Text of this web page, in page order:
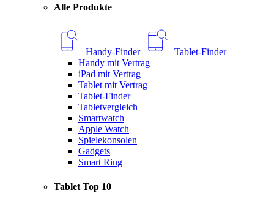
Alle Produkte
Handy-Finder
Tablet-Finder
Handy mit Vertrag
iPad mit Vertrag
Tablet mit Vertrag
Tablet-Finder
Tabletvergleich
Smartwatch
Apple Watch
Spielekonsolen
Gadgets
Smart Ring
Tablet Top 10